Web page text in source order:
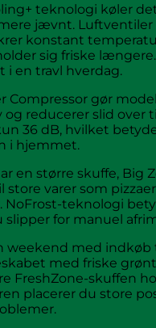
teknologi køler
jævnt. Luftventiler
konstant
sig friske
en travl hverdag.
Compressor gør
reducerer slid over
36 dB, hvilket
i hjemmet.
en større skuffe, Big
store varer som
NoFrost-teknologi
slipper for manuel
weekend med indkøb
med friske
FreshZone-skuffen
placerer du store